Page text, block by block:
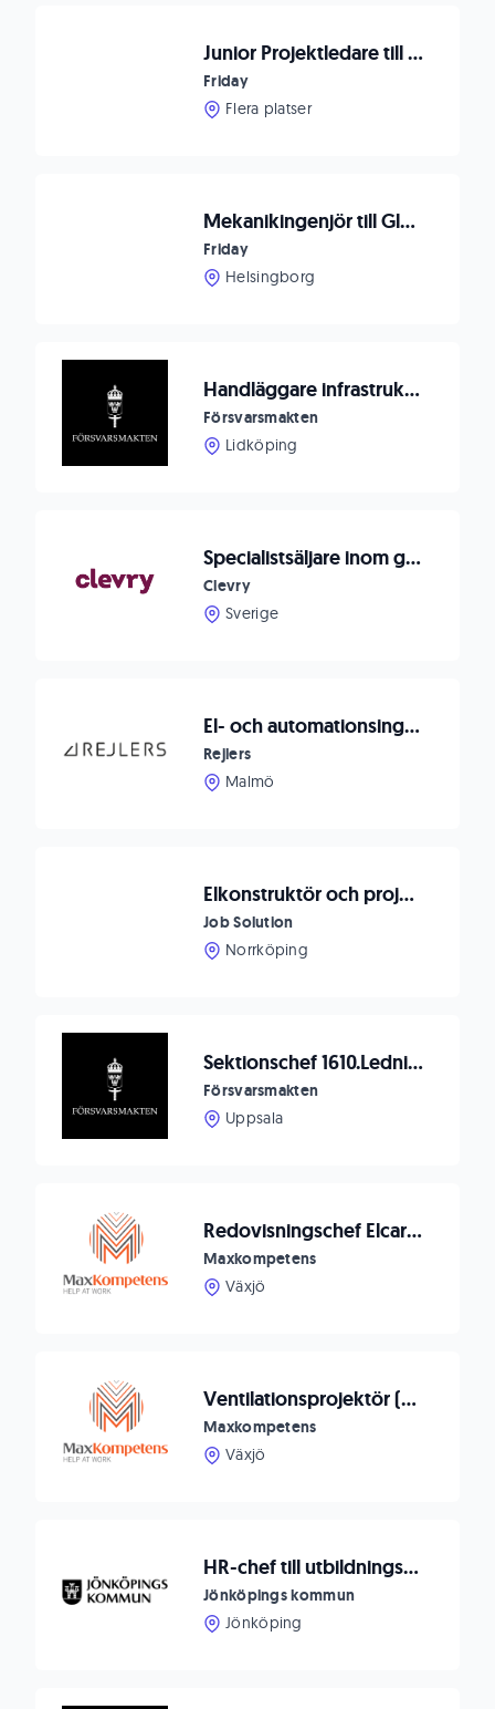
Junior Projektledare till Bolag inom Hållbar Vattenhantering
Friday
Flera platser
Mekanikingenjör till Globalt Bolag i Helsinborg
Friday
Helsingborg
Handläggare infrastruktur Såtenäs
Försvarsmakten
Lidköping
Specialistsäljare inom geoteknik till Dahl
Clevry
Sverige
El- och automationsingenjör
Rejlers
Malmö
Elkonstruktör och projektledare till Johsjö!
Job Solution
Norrköping
Sektionschef 1610.Ledningssystemstödsavdelningen till F 16, Upplands flygflottilj
Försvarsmakten
Uppsala
Redovisningschef Elcare Nordic, Växjö
Maxkompetens
Växjö
Ventilationsprojektör (VE) till Cretec i Växjö
Maxkompetens
Växjö
HR-chef till utbildningsförvaltningen i Jönköpings kommun
Jönköpings kommun
Jönköping